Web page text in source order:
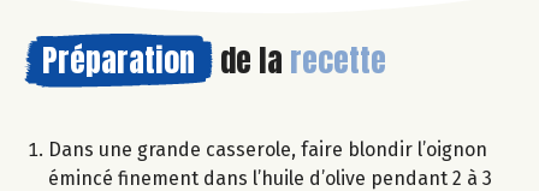
Préparation de la recette
Dans une grande casserole, faire blondir l’oignon
émincé finement dans l’huile d’olive pendant 2 à 3